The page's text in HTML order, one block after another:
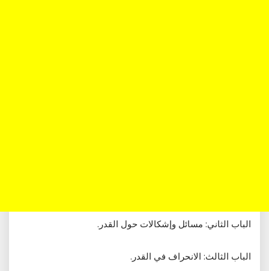
الباب الثاني: مسائل وإشكالات حول القدر.
الباب الثالث: الانحراف في القدر.